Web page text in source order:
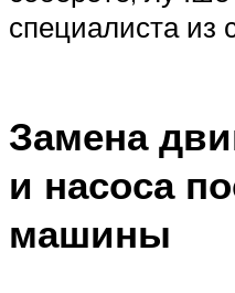
специалиста из
Замена
и насоса
машины